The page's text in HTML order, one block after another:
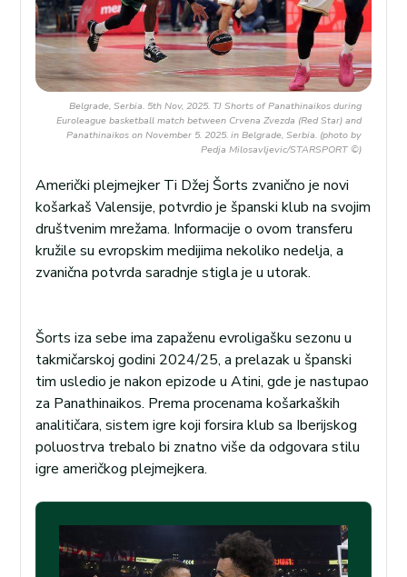
Belgrade, Serbia. 5th Nov, 2025. TJ Shorts of Panathinaikos during
Euroleague basketball match between Crvena Zvezda (Red Star) and
Panathinaikos on November 5. 2025. in Belgrade, Serbia. (photo by
Pedja Milosavljevic/STARSPORT ©)
Američki plejmejker Ti Džej Šorts zvanično je novi
košarkaš Valensije, potvrdio je španski klub na svojim
društvenim mrežama. Informacije o ovom transferu
kružile su evropskim medijima nekoliko nedelja, a
zvanična potvrda saradnje stigla je u utorak.
Šorts iza sebe ima zapaženu evroligašku sezonu u
takmičarskoj godini 2024/25, a prelazak u španski
tim usledio je nakon epizode u Atini, gde je nastupao
za Panathinaikos. Prema procenama košarkaških
analitičara, sistem igre koji forsira klub sa Iberijskog
poluostrva trebalo bi znatno više da odgovara stilu
igre američkog plejmejkera.